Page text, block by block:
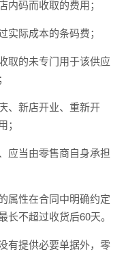
码而收取的费用；
实际成本的条码费；
取的未专门用于该供应
、新店开业、重新开
应当由零售商自身承担
属性在合同中明确约定
不超过收货后60天。
有提供必要单据外，零